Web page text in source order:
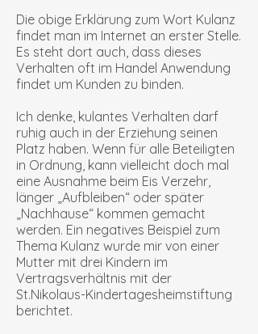
Die obige Erklärung zum Wort Kulanz
findet man im Internet an erster Stelle.
Es steht dort auch, dass dieses
Verhalten oft im Handel Anwendung
findet um Kunden zu binden.
Ich denke, kulantes Verhalten darf
ruhig auch in der Erziehung seinen
Platz haben. Wenn für alle Beteiligten
in Ordnung, kann vielleicht doch mal
eine Ausnahme beim Eis Verzehr,
länger „Aufbleiben“ oder später
„Nachhause“ kommen gemacht
werden. Ein negatives Beispiel zum
Thema Kulanz wurde mir von einer
Mutter mit drei Kindern im
Vertragsverhältnis mit der
St.Nikolaus-Kindertagesheimstiftung
berichtet.